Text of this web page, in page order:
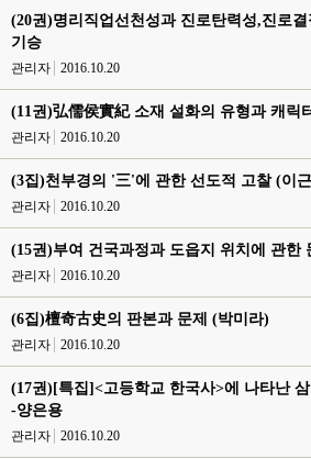
(20권)명리직업선천성과 진로탄력성,진로
기승
관리자 2016.10.20
(11권)弘儒侯實紀 소재 설화의 유형과 캐릭
관리자 2016.10.20
(3집)천부경의 '三'에 관한 선도적 고찰 (이
관리자 2016.10.20
(15권)부여 건국과정과 도읍지 위치에 관한
관리자 2016.10.20
(6집)檀奇古史의 판본과 문제 (박미라)
관리자 2016.10.20
(17권)[특집]<고등학교 한국사>에 나타난
-양은용
관리자 2016.10.20